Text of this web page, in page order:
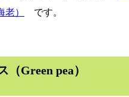
）
です。
（Green pea）